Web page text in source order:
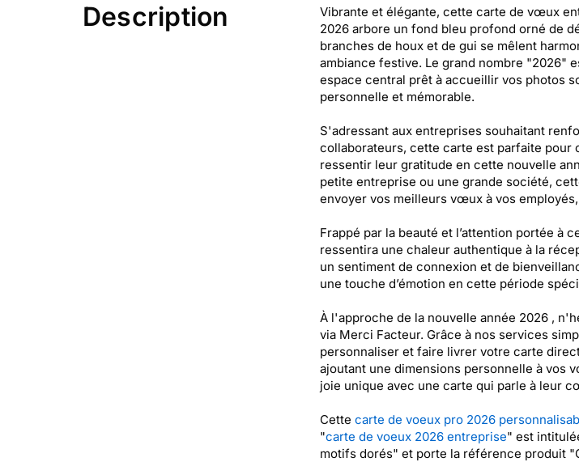
Description
Vibrante et élégante, cette carte de vœux
2026 arbore un fond bleu profond orné de
branches de houx et de gui se mêlent
ambiance festive. Le grand nombre "2026"
espace central prêt à accueillir vos photos
personnelle et mémorable.
S'adressant aux entreprises souhaitant
collaborateurs, cette carte est parfaite pour
ressentir leur gratitude en cette nouvelle
petite entreprise ou une grande société,
envoyer vos meilleurs vœux à vos
Frappé par la beauté et l’attention portée à
ressentira une chaleur authentique à la
un sentiment de connexion et de
une touche d’émotion en cette période
À l'approche de la nouvelle année 2026 ,
via Merci Facteur. Grâce à nos services
personnaliser et faire livrer votre carte
ajoutant une dimensions personnelle à vos
joie unique avec une carte qui parle à leur
Cette carte de voeux pro 2026
"carte de voeux 2026 entreprise" est
motifs dorés" et porte la référence produit